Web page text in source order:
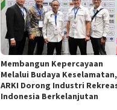
Membangun Kepercayaan
Melalui Budaya Keselamatan,
ARKI Dorong Industri
Indonesia Berkelanjutan